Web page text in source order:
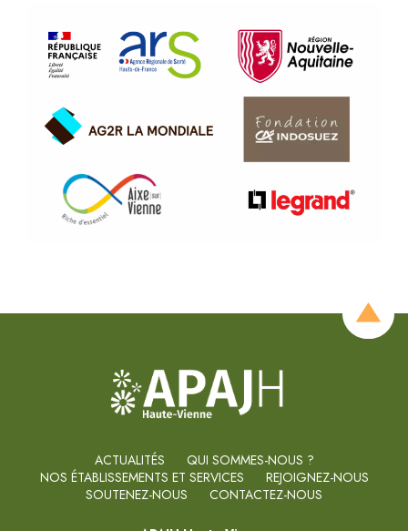
ACTUALITÉS
QUI SOMMES-NOUS ?
NOS ÉTABLISSEMENTS ET SERVICES
REJOIGNEZ-NOUS
SOUTENEZ-NOUS
CONTACTEZ-NOUS